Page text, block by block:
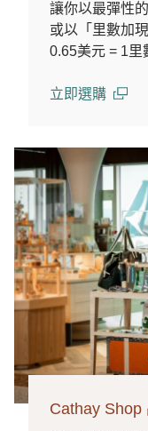
讓你以最彈性
或以「里數加
0.65美元 = 1里
立即選購
Cathay Shop